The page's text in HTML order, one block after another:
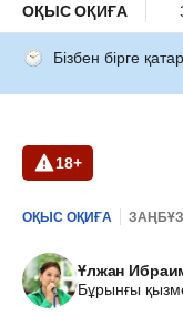
ОҚЫС ОҚИҒА
Бізбен бірге
18+
ОҚЫС ОҚИҒА
Ұлжан
Бұрынғы